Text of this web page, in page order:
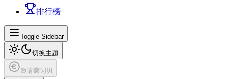
排行榜
Toggle Sidebar
切换主题
邀请赚词贝